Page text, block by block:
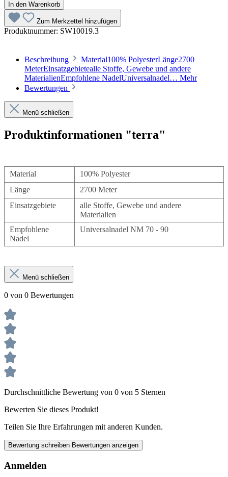
In den Warenkorb
Zum Merkzettel hinzufügen
Produktnummer: SW10019.3
Beschreibung
Material100% PolyesterLänge2700
MeterEinsatzgebietealle Stoffe, Gewebe und andere
MaterialienEmpfohlene NadelUniversalnadel… Mehr
Bewertungen
Menü schließen
Produktinformationen "terra"
Material
100% Polyester
Länge
2700 Meter
Einsatzgebiete
alle Stoffe, Gewebe und andere
Materialien
Empfohlene
Nadel
Universalnadel NM 70 - 90
Menü schließen
0 von 0 Bewertungen
Durchschnittliche Bewertung von 0 von 5 Sternen
Bewerten Sie dieses Produkt!
Teilen Sie Ihre Erfahrungen mit anderen Kunden.
Bewertung schreiben Bewertungen anzeigen
Anmelden